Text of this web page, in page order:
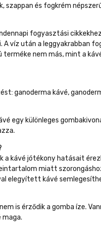
szappan és fogkrém
fogyasztási
A víz után a leggyakrabban
nem más, mint a
ganoderma kávé,
egy különleges
kávé jótékony hatásait
miatt
elegyített kávé
is érződik a gomba íze.